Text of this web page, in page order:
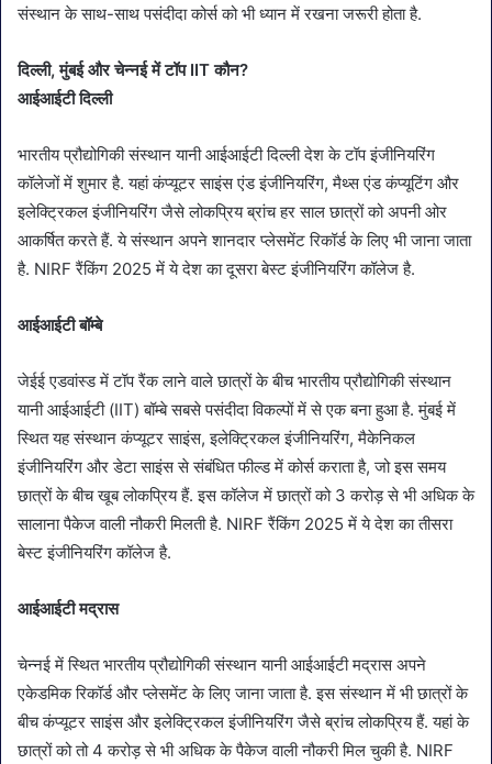
संस्थान के साथ-साथ पसंदीदा कोर्स को भी ध्यान में रखना जरूरी होता है.
दिल्ली, मुंबई और चेन्नई में टॉप IIT कौन?
आईआईटी दिल्ली
भारतीय प्रौद्योगिकी संस्थान यानी आईआईटी दिल्ली देश के टॉप इंजीनियरिंग
कॉलेजों में शुमार है. यहां कंप्यूटर साइंस एंड इंजीनियरिंग, मैथ्स एंड कंप्यूटिंग और
इलेक्ट्रिकल इंजीनियरिंग जैसे लोकप्रिय ब्रांच हर साल छात्रों को अपनी ओर
आकर्षित करते हैं. ये संस्थान अपने शानदार प्लेसमेंट रिकॉर्ड के लिए भी जाना जाता
है. NIRF रैंकिंग 2025 में ये देश का दूसरा बेस्ट इंजीनियरिंग कॉलेज है.
आईआईटी बॉम्बे
जेईई एडवांस्ड में टॉप रैंक लाने वाले छात्रों के बीच भारतीय प्रौद्योगिकी संस्थान
यानी आईआईटी (IIT) बॉम्बे सबसे पसंदीदा विकल्पों में से एक बना हुआ है. मुंबई में
स्थित यह संस्थान कंप्यूटर साइंस, इलेक्ट्रिकल इंजीनियरिंग, मैकेनिकल
इंजीनियरिंग और डेटा साइंस से संबंधित फील्ड में कोर्स कराता है, जो इस समय
छात्रों के बीच खूब लोकप्रिय हैं. इस कॉलेज में छात्रों को 3 करोड़ से भी अधिक के
सालाना पैकेज वाली नौकरी मिलती है. NIRF रैंकिंग 2025 में ये देश का तीसरा
बेस्ट इंजीनियरिंग कॉलेज है.
आईआईटी मद्रास
चेन्नई में स्थित भारतीय प्रौद्योगिकी संस्थान यानी आईआईटी मद्रास अपने
एकेडमिक रिकॉर्ड और प्लेसमेंट के लिए जाना जाता है. इस संस्थान में भी छात्रों के
बीच कंप्यूटर साइंस और इलेक्ट्रिकल इंजीनियरिंग जैसे ब्रांच लोकप्रिय हैं. यहां के
छात्रों को तो 4 करोड़ से भी अधिक के पैकेज वाली नौकरी मिल चुकी है. NIRF